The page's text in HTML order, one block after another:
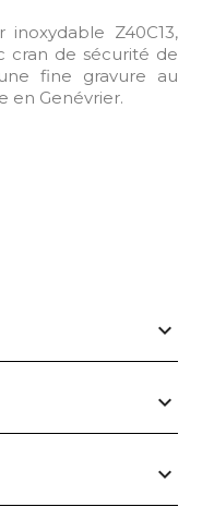
Z40C13,
cran de sécurité de
fine gravure au
en Genévrier.
expand_more
expand_more
expand_more